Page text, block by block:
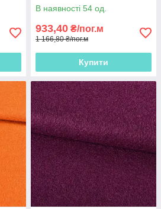
В наявності 54 од.
933,40 ₴/пог.м
1 166,80 ₴/пог.м
Купити